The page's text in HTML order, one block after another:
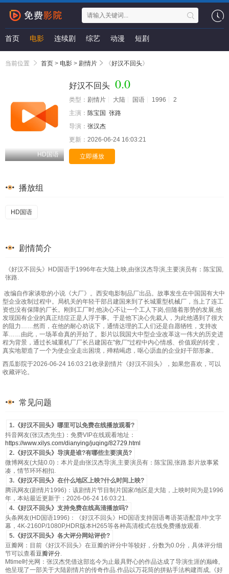
首页 电影 连续剧 综艺 动漫 短剧
当前位置 首页 > 电影 > 剧情片 《好汉不回头》
HD国语
好汉不回头 0.0
类型： 剧情片 大陆 国语 1996
2
主演： 陈宝国 张路
导演： 张汉杰
更新： 2026-06-24 16:03:21
立即播放
播放组
HD国语
剧情简介
《好汉不回头》HD国语于1996年在大陆上映,由张汉杰导演,主要演员有：陈宝国,
张路.
改编自作家谈歌的小说《大厂》。西安电影制品厂出品。故事发生在中国国有大中
型企业改制过程中。局机关的年轻干部吕建国来到了长城重型机械厂，当上了连工
资也没有保障的厂长。刚到工厂时,他决心不让一个工人下岗,但随着形势的发展,他
发现国有企业的真正结症正是人浮于事。于是他下决心先裁人，为此他遇到了很大
的阻力……然而，在他的耐心劝说下，通情达理的工人们还是自愿牺牲，支持改
革……由此，一场革命真的开始了。影片以我国大中型企业改革这一伟大的历史进
程为背景，通过长城重机厂厂长吕建国在"救厂"过程中内心情感、价值观的转变，
真实地塑造了一个为使企业走出困境，殚精竭虑，呕心沥血的企业好干部形象。
西瓜影院于2026-06-24 16:03:21收录剧情片《好汉不回头》，如果您喜欢，可以
收藏评论。
常见问题
1.《好汉不回头》哪里可以免费在线播放观看?
抖音网友(张汉杰先生)：免费VIP在线观看地址：
https://www.xilys.com/dianying/juqing/82729.html
2.《好汉不回头》导演是谁?有哪些主要演员?
微博网友(大陆0.0)：本片是由张汉杰导演,主要演员有：陈宝国,张路.影片故事紧
凑，情节环环相扣.
3.《好汉不回头》在什么地区上映?什么时间上映?
腾讯网友(剧情片1996)：该剧情片节目制片国家/地区是大陆，上映时间为是1996
年，本站最近更新于：2026-06-24 16:03:21.
4.《好汉不回头》支持免费在线高清播放吗?
头条网友(HD国语1996)：《好汉不回头》HD国语支持国语粤语英语配音/中文字
幕，4K-2160P/1080P,HDR版本H265等各种高清模式在线免费播放观看.
5.《好汉不回头》各大评分网站评价?
豆瓣网：目前《好汉不回头》在豆瓣的评分中等较好，分数为0.0分，具体评分细
节可以查看豆瓣评分.
Mtime时光网：张汉杰凭借这部迄今为止最具野心的作品达成了导演生涯的巅峰,
他呈现了一部关于大陆剧情片的传奇作品.作品以万花筒的拼贴手法构建而成,《好